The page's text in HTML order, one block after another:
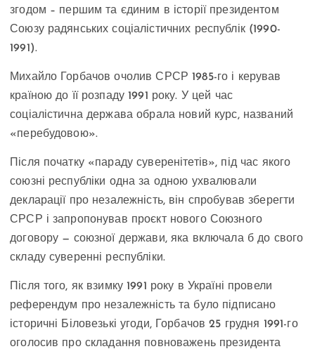
згодом – першим та єдиним в історії президентом
Союзу радянських соціалістичних республік (1990-
1991).
Михайло Горбачов очолив СРСР 1985-го і керував
країною до її розпаду 1991 року. У цей час
соціалістична держава обрала новий курс, названий
«перебудовою».
Після початку «параду суверенітетів», під час якого
союзні республіки одна за одною ухвалювали
декларації про незалежність, він спробував зберегти
СРСР і запропонував проєкт нового Союзного
договору — союзної держави, яка включала б до свого
складу суверенні республіки.
Після того, як взимку 1991 року в Україні провели
референдум про незалежність та було підписано
історичні Біловезькі угоди, Горбачов 25 грудня 1991-го
оголосив про складання повноважень президента